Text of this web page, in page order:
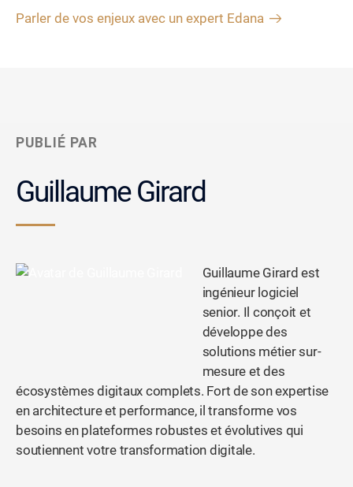
Parler de vos enjeux avec un expert Edana
PUBLIÉ PAR
Guillaume Girard
Guillaume Girard est
ingénieur logiciel
senior. Il conçoit et
développe des
solutions métier sur-
mesure et des
écosystèmes digitaux complets. Fort de son expertise
en architecture et performance, il transforme vos
besoins en plateformes robustes et évolutives qui
soutiennent votre transformation digitale.